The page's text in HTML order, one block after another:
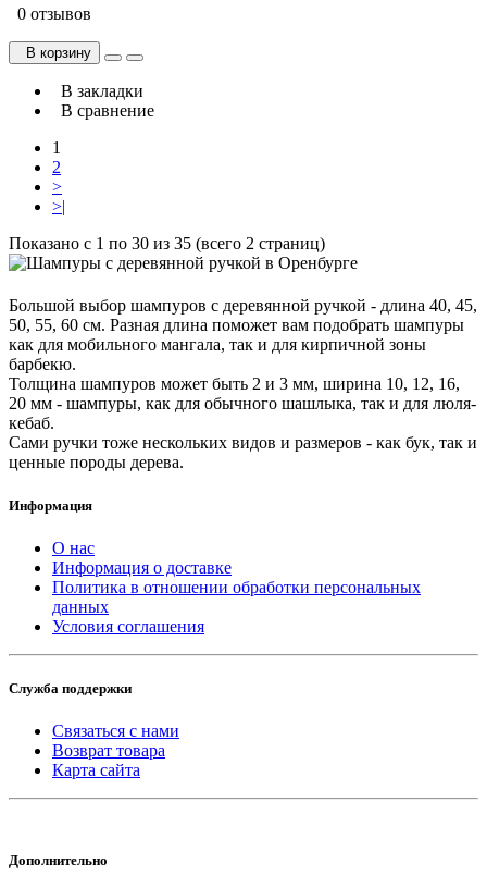
0 отзывов
В корзину
В закладки
В сравнение
1
2
>
>|
Показано с 1 по 30 из 35 (всего 2 страниц)
Большой выбор шампуров с деревянной ручкой - длина 40, 45,
50, 55, 60 см. Разная длина поможет вам подобрать шампуры
как для мобильного мангала, так и для кирпичной зоны
барбекю.
Толщина шампуров может быть 2 и 3 мм, ширина 10, 12, 16,
20 мм - шампуры, как для обычного шашлыка, так и для люля-
кебаб.
Сами ручки тоже нескольких видов и размеров - как бук, так и
ценные породы дерева.
Информация
О нас
Информация о доставке
Политика в отношении обработки персональных
данных
Условия соглашения
Служба поддержки
Связаться с нами
Возврат товара
Карта сайта
Дополнительно